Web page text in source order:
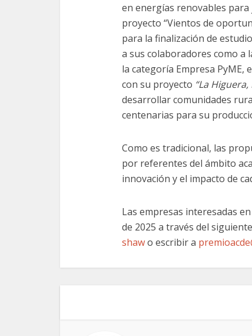
en energías renovables para
proyecto “Vientos de
para la finalización de
a sus colaboradores como a
la categoría Empresa
con su proyecto “La
desarrollar comunidades
centenarias para su
Como es tradicional, las
por referentes del ámbito
innovación y el impacto de
Las empresas interesadas
de 2025 a través del
shawo escribir a